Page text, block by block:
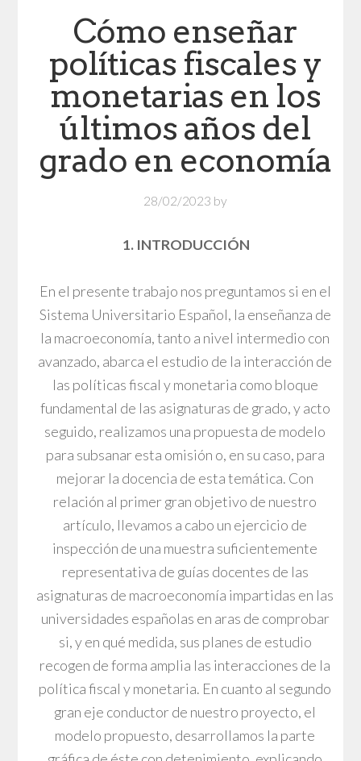
Cómo enseñar
políticas fiscales y
monetarias en los
últimos años del
grado en economía
28/02/2023 by
1. INTRODUCCIÓN
En el presente trabajo nos preguntamos si en el
Sistema Universitario Español, la enseñanza de
la macroeconomía, tanto a nivel intermedio con
avanzado, abarca el estudio de la interacción de
las políticas fiscal y monetaria como bloque
fundamental de las asignaturas de grado, y acto
seguido, realizamos una propuesta de modelo
para subsanar esta omisión o, en su caso, para
mejorar la docencia de esta temática. Con
relación al primer gran objetivo de nuestro
artículo, llevamos a cabo un ejercicio de
inspección de una muestra suficientemente
representativa de guías docentes de las
asignaturas de macroeconomía impartidas en las
universidades españolas en aras de comprobar
si, y en qué medida, sus planes de estudio
recogen de forma amplia las interacciones de la
política fiscal y monetaria. En cuanto al segundo
gran eje conductor de nuestro proyecto, el
modelo propuesto, desarrollamos la parte